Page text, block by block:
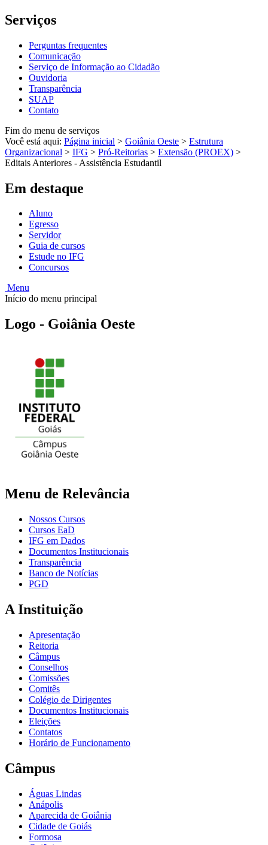
Serviços
Perguntas frequentes
Comunicação
Serviço de Informação ao Cidadão
Ouvidoria
Transparência
SUAP
Contato
Fim do menu de serviços
Você está aqui: Página inicial > Goiânia Oeste > Estrutura
Organizacional > IFG > Pró-Reitorias > Extensão (PROEX) >
Editais Anteriores - Assistência Estudantil
Em destaque
Aluno
Egresso
Servidor
Guia de cursos
Estude no IFG
Concursos
Menu
Início do menu principal
Logo - Goiânia Oeste
Menu de Relevância
Nossos Cursos
Cursos EaD
IFG em Dados
Documentos Institucionais
Transparência
Banco de Notícias
PGD
A Instituição
Apresentação
Reitoria
Câmpus
Conselhos
Comissões
Comitês
Colégio de Dirigentes
Documentos Institucionais
Eleições
Contatos
Horário de Funcionamento
Câmpus
Águas Lindas
Anápolis
Aparecida de Goiânia
Cidade de Goiás
Formosa